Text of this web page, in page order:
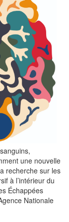
une nouvelle
recherche sur les
à l’intérieur du
Échappées
Nationale